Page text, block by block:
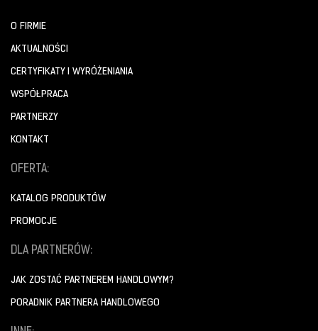
O FIRMIE
AKTUALNOŚCI
CERTYFIKATY I WYRÓŻENIANIA
WSPÓŁPRACA
PARTNERZY
KONTAKT
OFERTA:
KATALOG PRODUKTÓW
PROMOCJE
DLA PARTNERÓW:
JAK ZOSTAĆ PARTNEREM HANDLOWYM?
PORADNIK PARTNERA HANDLOWEGO